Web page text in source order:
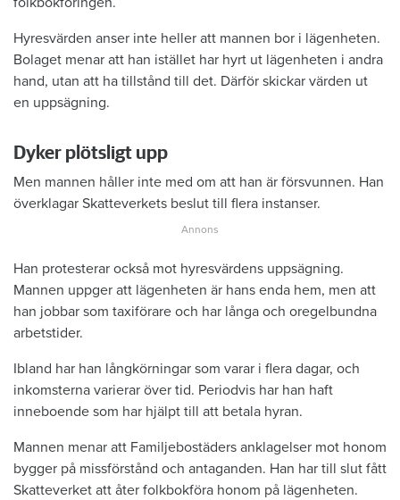
Hyresvärden anser inte heller att mannen bor i lägenheten.
Bolaget menar att han istället har hyrt ut lägenheten i andra
hand, utan att ha tillstånd till det. Därför skickar värden ut
en uppsägning.
Dyker plötsligt upp
Men mannen håller inte med om att han är försvunnen. Han
överklagar Skatteverkets beslut till flera instanser.
Han protesterar också mot hyresvärdens uppsägning.
Mannen uppger att lägenheten är hans enda hem, men att
han jobbar som taxiförare och har långa och oregelbundna
arbetstider.
Ibland har han långkörningar som varar i flera dagar, och
inkomsterna varierar över tid. Periodvis har han haft
inneboende som har hjälpt till att betala hyran.
Mannen menar att Familjebostäders anklagelser mot honom
bygger på missförstånd och antaganden. Han har till slut fått
Skatteverket att åter folkbokföra honom på lägenheten.